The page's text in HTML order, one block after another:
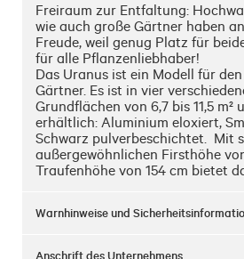
Freiraum zur Entfaltung:
wie auch große Gärtner haben
Freude, weil genug Platz für
für alle Pflanzenliebhaber!
Das Uranus ist ein Modell für
Gärtner. Es ist in vier
Grundflächen von 6,7 bis 11,5 m²
erhältlich: Aluminium eloxiert,
Schwarz pulverbeschichtet.  Mit
außergewöhnlichen Firsthöhe
Traufenhöhe von 154 cm bietet
kristallklar (ESG) und
einer Stärke von ca. 4 und 6 mm.
Warnhinweise und
Anschrift des Unternehmens